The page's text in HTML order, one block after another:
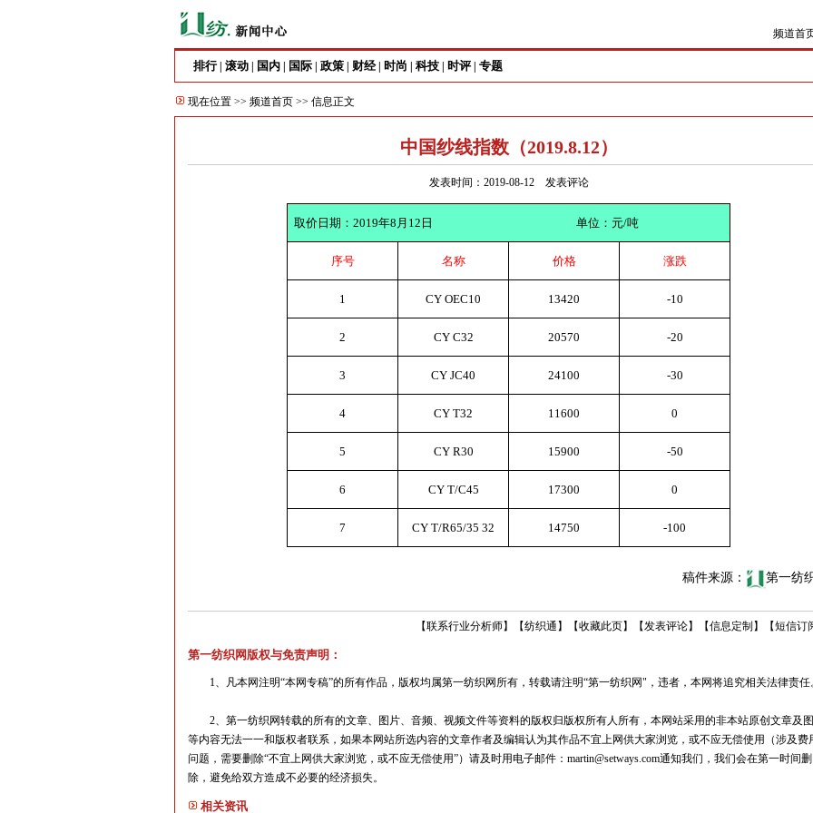
频道首
排行| 滚动 国内 国际 政策 财经| 时尚 科技 时评 专题
现在位置 >> 频道首页 >> 信息正文
中国纱线指数（2019.8.12）
发表时间：2019-08-12 发表评论
取价日期：2019年8 月 12 日 单位：元/吨
序号 名称 价格 涨跌
1 CY OEC10 13420 -10
2 CY C32 20570 -20
3 CY JC40 24100 -30
4 CY T32 11600 0
5 CY R30 15900 -50
6 CY T/C45 17300 0
7 CY T/R65/35 32 14750 -100
稿件来源： 第一纺
【短信订
【信息定制】
【发表评论】
【收藏此页】
【纺织通】
【联系行业分析师】
第一纺织网版权与免责声明：
1、凡本网注明“本网专稿”的所有作品，版权均属第一纺织网所有，转载请注明“第一纺织网"，违者，本网将追究相关法律责任
2、第一纺织网转载的所有的文章、图片、音频、视频文件等资料的版权归版权所有人所有，本网站采用的非本站原创文章及
等内容无法一一和版权者联系，如果本网站所选内容的文章作者及编辑认为其作品不宜上网供大家浏览，或不应无偿使用（涉及费
问题，需要删除“不宜上网供大家浏览，或不应无偿使用”）请及时用电子邮件：martin@setways.com通知我们，我们会在第一时间删
除，避免给双方造成不必要的经济损失。
相关资讯